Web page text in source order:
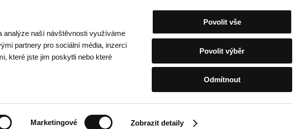
analýze naší návštěvnosti využíváme
partnery pro sociální média, inzerci
které jste jim poskytli nebo které
Marketingové Zobrazit detaily
Povolit vše
Povolit výběr
Odmítnout
i další projekty: